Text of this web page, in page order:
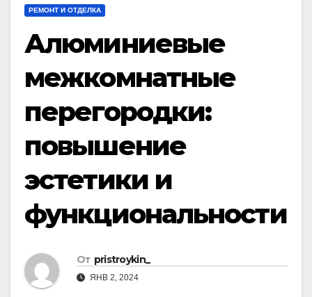
РЕМОНТ И ОТДЕЛКА
Алюминиевые
межкомнатные
перегородки:
повышение
эстетики и
функциональности
От pristroykin_
ЯНВ 2, 2024